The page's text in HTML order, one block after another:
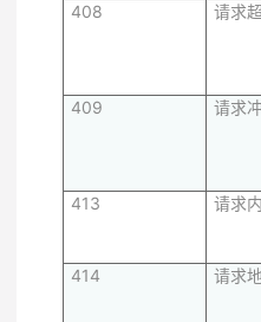
408
请求
409
请求
413
请求
414
请求